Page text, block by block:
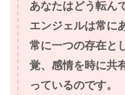
あなたはどう転ん
エンジェルは常に
常に一つの存在と
覚、感情を時に共
っているのです。